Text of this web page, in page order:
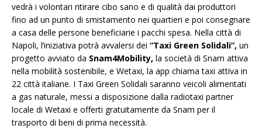
vedrà i volontari ritirare cibo sano e di qualità dai produttori
fino ad un punto di smistamento nei quartieri e poi consegnare
a casa delle persone beneficiarie i pacchi spesa. Nella città di
Napoli, l’iniziativa potrà avvalersi dei “Taxi Green Solidali”, un
progetto avviato da Snam4Mobility, la società di Snam attiva
nella mobilità sostenibile, e Wetaxi, la app chiama taxi attiva in
22 città italiane. I Taxi Green Solidali saranno veicoli alimentati
a gas naturale, messi a disposizione dalla radiotaxi partner
locale di Wetaxi e offerti gratuitamente da Snam per il
trasporto di beni di prima necessità.